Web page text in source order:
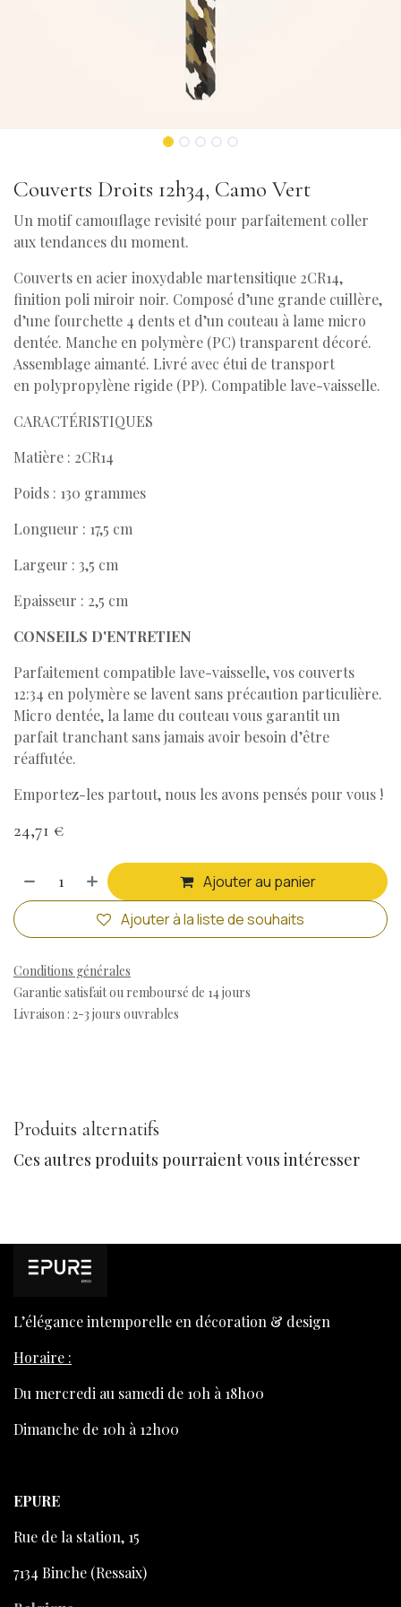
Couverts Droits 12h34, Camo Vert
Un motif camouflage revisité pour parfaitement coller
aux tendances du moment.
Couverts en acier inoxydable martensitique 2CR14,
finition poli miroir noir. Composé d’une grande cuillère,
d’une fourchette 4 dents et d’un couteau à lame micro
dentée. Manche en polymère (PC) transparent décoré.
Assemblage aimanté. Livré avec étui de transport
en polypropylène rigide (PP). Compatible lave-vaisselle.
CARACTÉRISTIQUES
Matière : 2CR14
Poids : 130 grammes
Longueur : 17,5 cm
Largeur : 3,5 cm
Epaisseur : 2,5 cm
CONSEILS D'ENTRETIEN
Parfaitement compatible lave-vaisselle, vos couverts
12:34 en polymère se lavent sans précaution particulière.
Micro dentée, la lame du couteau vous garantit un
parfait tranchant sans jamais avoir besoin d’être
réaffutée.
Emportez-les partout, nous les avons pensés pour vous !
24,71 €
Ajouter au panier
Ajouter à la liste de souhaits
Conditions générales
Garantie satisfait ou remboursé de 14 jours
Livraison : 2-3 jours ouvrables
Produits alternatifs
Ces autres produits pourraient vous intéresser
L’élégance intemporelle en décoration & design
Horaire :
Du mercredi au samedi de 10h à 18h00
Dimanche de 10h à 12h00
EPURE
Rue de la station, 15
7134 Binche (Ressaix)